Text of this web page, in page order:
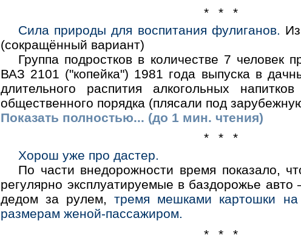
* * *
Сила природы для воспитания фулиганов.
(сокращённый вариант)
Группа подростков в количестве 7 человек
ВАЗ 2101 ("копейка") 1981 года выпуска в
длительного распития алкогольных
общественного порядка (плясали под
Показать полностью... (до 1 мин. чтения)
* * *
Хорош уже про дастер.
По части внедорожности время показало,
регулярно эксплуатируемые в баздорожье
дедом за рулем,тремя мешками картошки
размерам женой-пассажиром.